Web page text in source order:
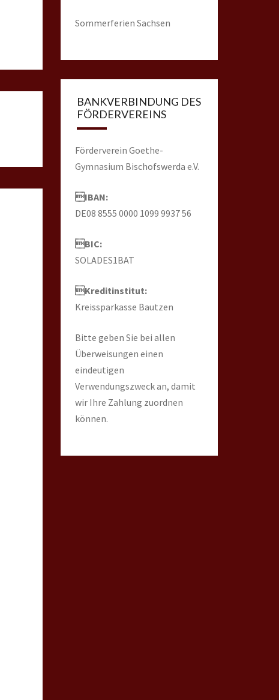
Sommerferien Sachsen
BANKVERBINDUNG DES
FÖRDERVEREINS
Förderverein Goethe-
Gymnasium Bischofswerda e.V.
IBAN:
DE08 8555 0000 1099 9937 56
BIC:
SOLADES1BAT
Kreditinstitut:
Kreissparkasse Bautzen
Bitte geben Sie bei allen
Überweisungen einen
eindeutigen
Verwendungszweck an, damit
wir Ihre Zahlung zuordnen
können.